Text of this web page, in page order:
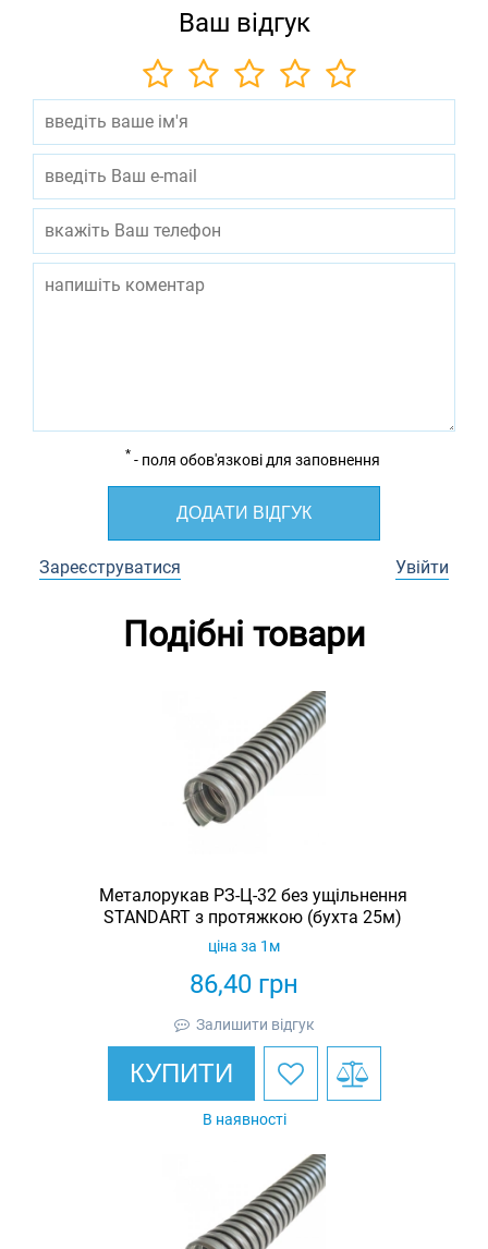
Ваш відгук
* - поля обов'язкові для заповнення
ДОДАТИ ВІДГУК
Зареєструватися Увійти
Подібні товари
Металорукав РЗ-Ц-32 без ущільнення
STANDART з протяжкою (бухта 25м)
86,40 грн
ціна за 1м
Залишити відгук
КУПИТИ
В наявності